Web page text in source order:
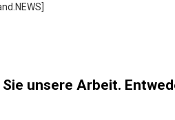
unsere Arbeit.